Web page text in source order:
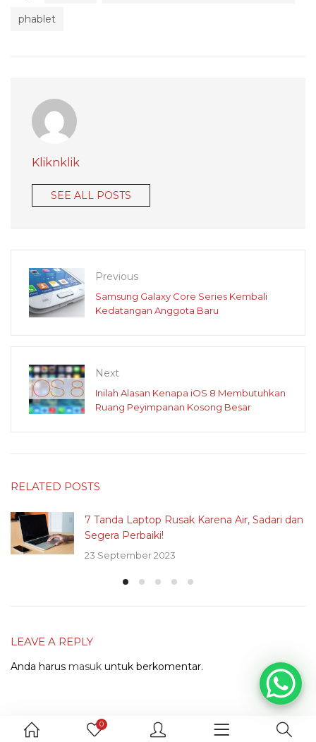
0
phablet
Kliknklik
SEE ALL POSTS
Previous
Samsung Galaxy Core Series Kembali
Kedatangan Anggota Baru
Next
Inilah Alasan Kenapa iOS 8 Membutuhkan
Ruang Peyimpanan Kosong Besar
RELATED POSTS
7 Tanda Laptop Rusak Karena Air, Sadari dan
Segera Perbaiki!
23 September 2023
LEAVE A REPLY
Anda harus masuk untuk berkomentar.